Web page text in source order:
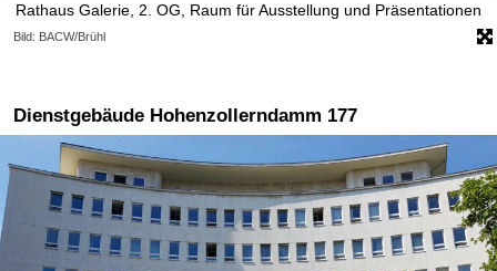
Rathaus Galerie, 2. OG, Raum für Ausstellung und Präsentationen
Bild: BACW/Brühl
Dienstgebäude Hohenzollerndamm 177